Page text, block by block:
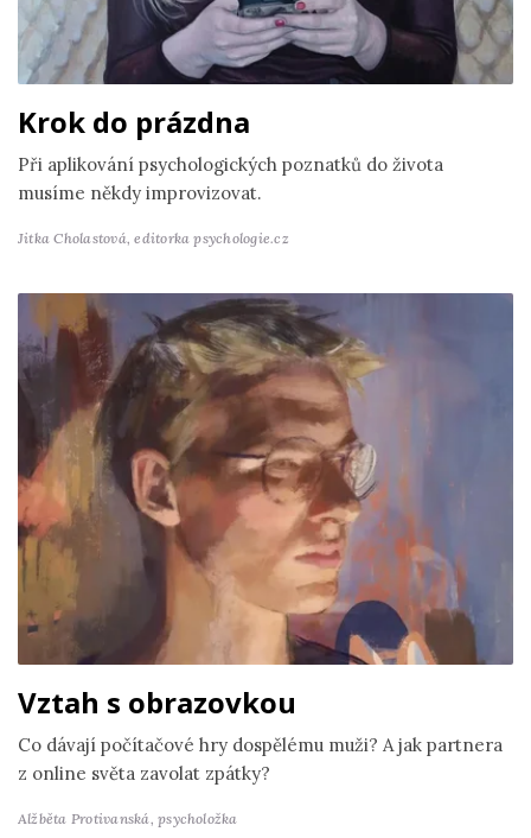
Krok do prázdna
Při aplikování psychologických poznatků do života
musíme někdy improvizovat.
Jitka Cholastová,editorka psychologie.cz
Vztah s obrazovkou
Co dávají počítačové hry dospělému muži? A jak partnera
z online světa zavolat zpátky?
Alžběta Protivanská,psycholožka